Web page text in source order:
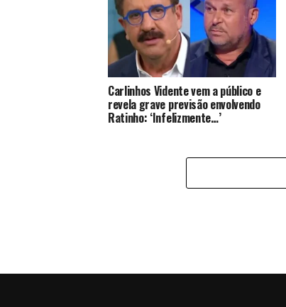
Carlinhos Vidente vem a público e
revela grave previsão envolvendo
Ratinho: ‘Infelizmente…’